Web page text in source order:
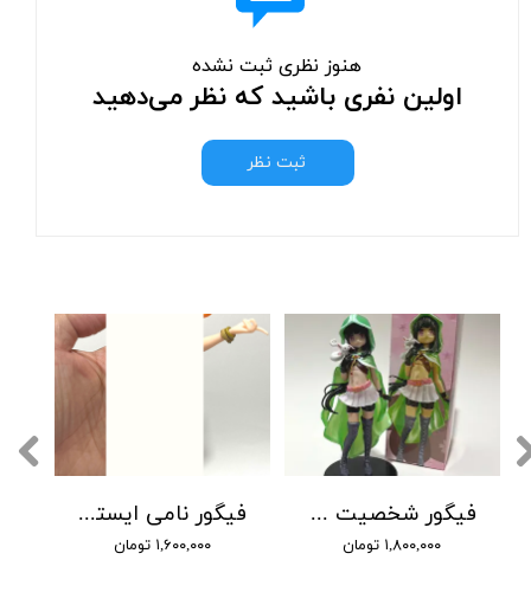
هنوز نظری ثبت نشده
اولین نفری باشید که نظر می‌دهید
ثبت نظر
فیگور نامی ایستاده
۱,۶۰۰,۰۰۰ تومان
فیگور شخصیت آیروها تاماکی از انیمه دختران جادویی مادوکا ماجیکا لباس سبز
۱,۸۰۰,۰۰۰ تومان